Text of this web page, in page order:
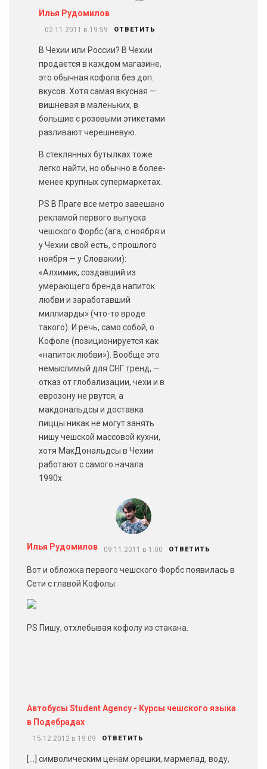
Илья Рудомилов
02.11.2011 в 19:59 ОТВЕТИТЬ
В Чехии или России? В Чехии
продается в каждом магазине,
это обычная кофола без доп.
вкусов. Хотя самая вкусная —
вишневая в маленьких, в
большие с розовыми этикетами
разливают черешневую.
В стеклянных бутылках тоже
легко найти, но обычно в более-
менее крупных супермаркетах.
PS В Праге все метро завешано
рекламой первого выпуска
чешского Форбс (ага, с ноября и
у Чехии свой есть, с прошлого
ноября — у Словакии):
«Алхимик, создавший из
умерающего бренда напиток
любви и заработавший
миллиарды» (что-то вроде
такого). И речь, само собой, о
Кофоле (позиционируется как
«напиток любви»). Вообще это
немыслимый для СНГ тренд, —
отказ от глобализации, чехи и в
еврозону не рвутся, а
макдональдсы и доставка
пиццы никак не могут занять
нишу чешской массовой кухни,
хотя МакДональдсы в Чехии
работают с самого начала
1990х.
Илья Рудомилов 09.11.2011 в 1:00 ОТВЕТИТЬ
Вот и обложка первого чешского Форбс появилась в
Сети с главой Кофолы:
PS Пишу, отхлебывая кофолу из стакана.
Автобусы Student Agency - Курсы чешского языка
в Подебрадах
15.12.2012 в 19:09 ОТВЕТИТЬ
[…] символическим ценам орешки, мармелад, воду,